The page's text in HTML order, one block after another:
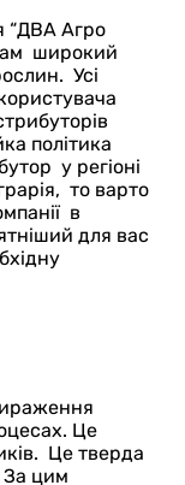
“ДВА Агро
широкий
Усі
політика
у регіоні
то варто
в
для вас
Це
Це тверда
За цим